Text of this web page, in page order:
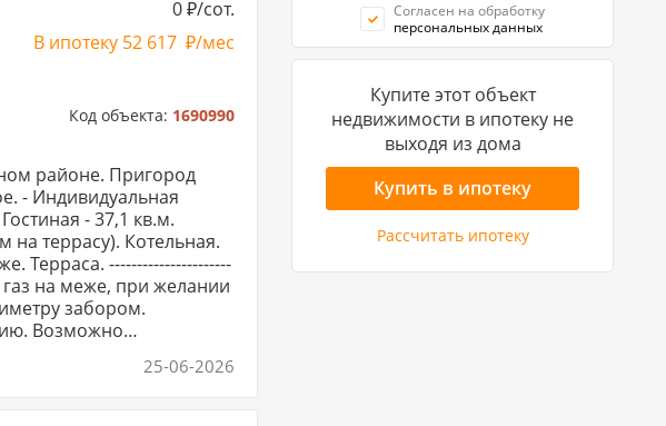
0 /сот.
В ипотеку 52 617 /мес
Код объекта: 1690990
районе. Пригород
- Индивидуальная
- 37,1 кв.м.
на террасу). Котельная.
Терраса. ----------------------
газ на меже, при желании
забором.
25-06-2026
Согласен на обработку
персональных данных
Купите этот объект
недвижимости в ипотеку не
выходя из дома
Купить в ипотеку
Рассчитать ипотеку